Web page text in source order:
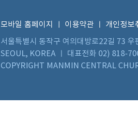
모바일 홈페이지 이용약관
개인정보
서울특별시 동작구 여의대방로22길 73
SEOUL, KOREA ㅣ 대표전화 02) 818-
COPYRIGHT MANMIN CENTRAL